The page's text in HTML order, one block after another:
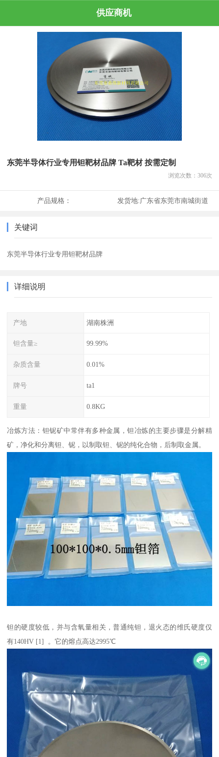
供应商机
东莞半导体行业专用钽靶材品牌 Ta靶材 按需定制
浏览次数： 306次
产品规格： 发货地:广东省东莞市南城街道
关键词
东莞半导体行业专用钽靶材品牌
详细说明
产地 湖南株洲
钽含量≥ 99.99%
杂质含量 0.01%
牌号 ta1
重量 0.8KG
冶炼方法：钽铌矿中常伴有多种金属，钽冶炼的主要步骤是分解精
矿，净化和分离钽、铌，以制取钽、铌的纯化合物，后制取金属。
钽的硬度较低，并与含氧量相关，普通纯钽，退火态的维氏硬度仅
有140HV [1] 。它的熔点高达2995℃